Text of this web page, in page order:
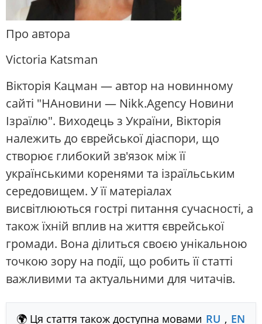
Про автора
Victoria Katsman
Вікторія Кацман — автор на новинному
сайті "НАновини — Nikk.Agency Новини
Ізраїлю". Виходець з України, Вікторія
належить до єврейської діаспори, що
створює глибокий зв'язок між її
українськими коренями та ізраїльським
середовищем. У її матеріалах
висвітлюються гострі питання сучасності, а
також їхній вплив на життя єврейської
громади. Вона ділиться своєю унікальною
точкою зору на події, що робить її статті
важливими та актуальними для читачів.
🌍 Ця стаття також доступна мовами RU , EN